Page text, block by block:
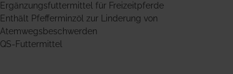
Ergänzungsfuttermittel für Freizeitpferde
Enthält Pfefferminzöl zur Linderung von
Atemwegsbeschwerden
QS-Futtermittel